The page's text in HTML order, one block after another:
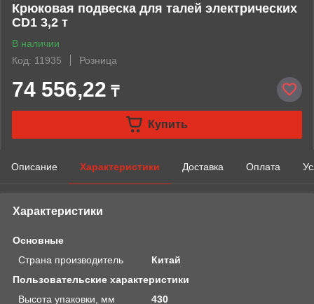
Крюковая подвеска для талей электрических
CD1 3,2 т
В наличии
Код: 11935
Розница
74 556,22 ₸
Купить
Описание Характеристики Доставка Оплата
Характеристики
Основные
Страна производитель
Китай
Пользовательские характеристики
Высота упаковки, мм
430